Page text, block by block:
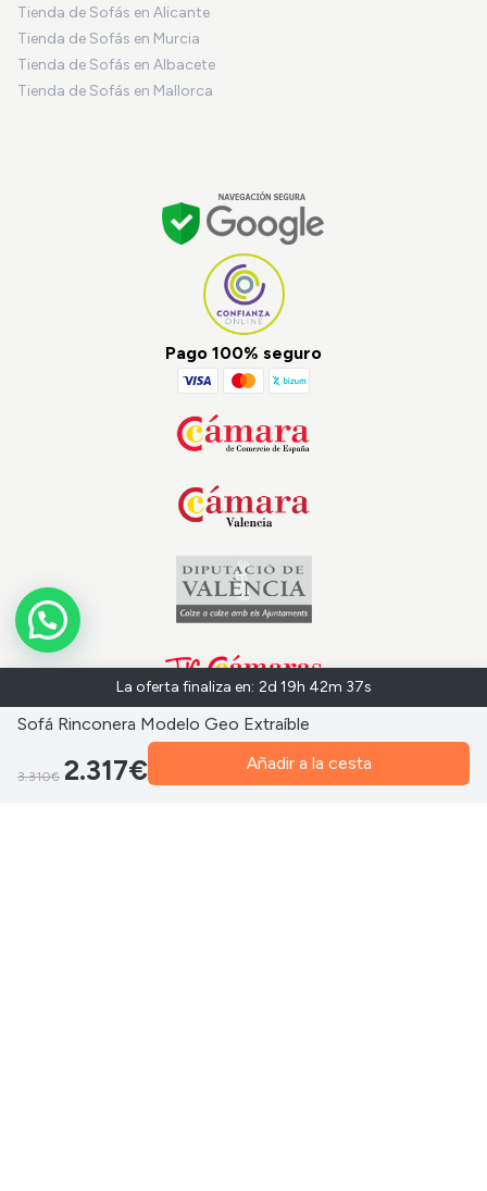
La oferta finaliza en: 2d 19h 42m 37s
Sofá Rinconera Modelo Geo Extraíble
3.310€ 2.317€ Añadir a la cesta
Tienda de Sofás en Alicante
Tienda de Sofás en Murcia
Tienda de Sofás en Albacete
Tienda de Sofás en Mallorca
Pago 100% seguro